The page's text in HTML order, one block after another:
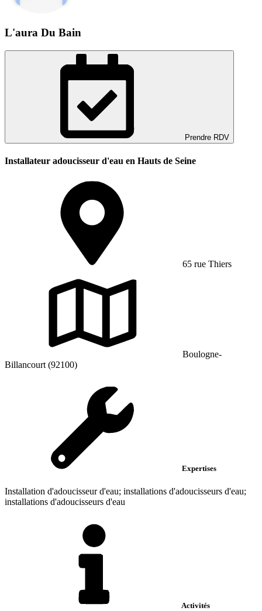
L'aura Du Bain
Prendre RDV
Installateur adoucisseur d'eau en Hauts de Seine
65 rue Thiers
Boulogne-
Billancourt (92100)
Expertises
Installation d'adoucisseur d'eau; installations d'adoucisseurs d'eau;
installations d'adoucisseurs d'eau
Activités